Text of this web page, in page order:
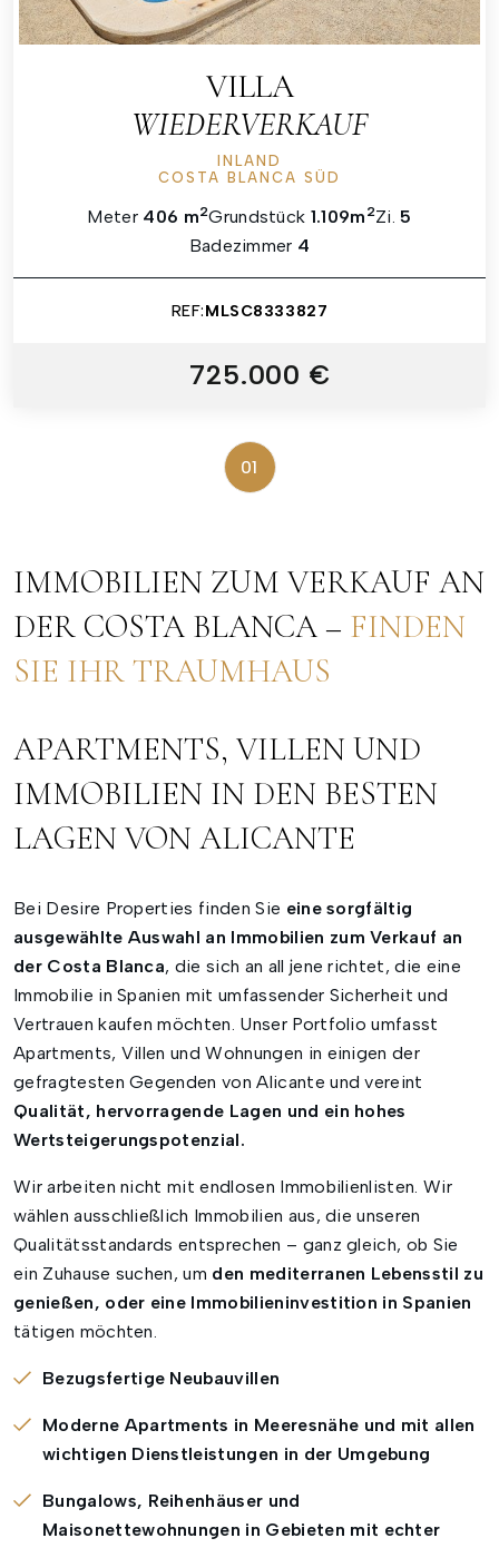
VILLA
WIEDERVERKAUF
INLAND
COSTA BLANCA SÜD
Meter 406 m2Grundstück 1.109m 2Zi. 5
Badezimmer 4
REF:MLSC8333827
725.000 €
01
IMMOBILIEN ZUM VERKAUF AN
DER COSTA BLANCA – FINDEN
SIE IHR TRAUMHAUS
APARTMENTS, VILLEN UND
IMMOBILIEN IN DEN BESTEN
LAGEN VON ALICANTE
Bei Desire Properties finden Sie eine sorgfältig
ausgewählte Auswahl an Immobilien zum Verkauf an
der Costa Blanca, die sich an all jene richtet, die eine
Immobilie in Spanien mit umfassender Sicherheit und
Vertrauen kaufen möchten. Unser Portfolio umfasst
Apartments, Villen und Wohnungen in einigen der
gefragtesten Gegenden von Alicante und vereint
Qualität, hervorragende Lagen und ein hohes
Wertsteigerungspotenzial.
Wir arbeiten nicht mit endlosen Immobilienlisten. Wir
wählen ausschließlich Immobilien aus, die unseren
Qualitätsstandards entsprechen – ganz gleich, ob Sie
ein Zuhause suchen, um den mediterranen Lebensstil zu
genießen, oder eine Immobilieninvestition in Spanien
tätigen möchten.
Bezugsfertige Neubauvillen
Moderne Apartments in Meeresnähe und mit allen
wichtigen Dienstleistungen in der Umgebung
Bungalows, Reihenhäuser und
Maisonettewohnungen in Gebieten mit echter